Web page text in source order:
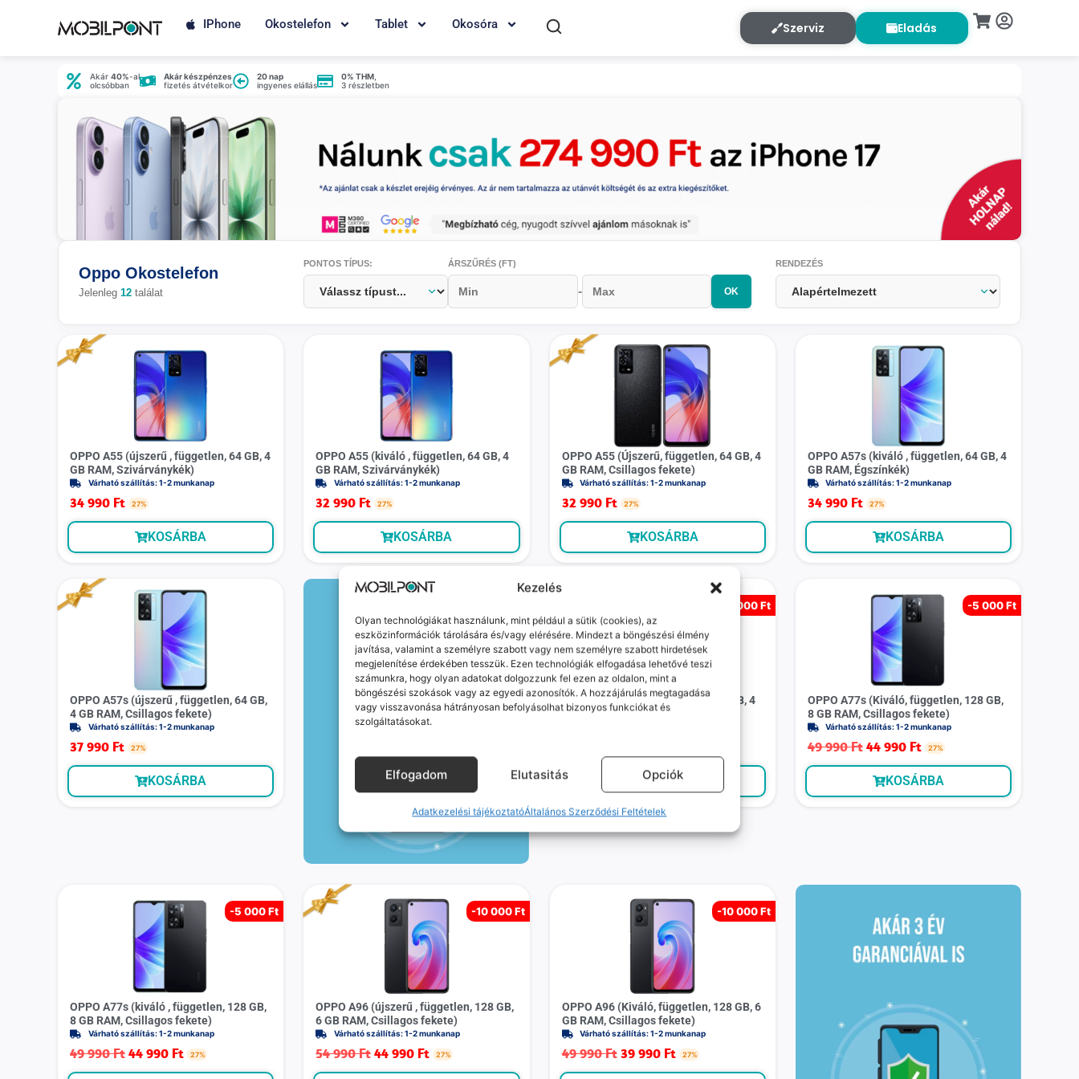
Kezelés
Olyan technológiákat használunk, mint például a sütik (cookies), az
eszközinformációk tárolására és/vagy elérésére. Mindezt a böngészési élmény
javítása, valamint a személyre szabott vagy nem személyre szabott hirdetések
megjelenítése érdekében tesszük. Ezen technológiák elfogadása lehetővé teszi
számunkra, hogy olyan adatokat dolgozzunk fel ezen az oldalon, mint a
böngészési szokások vagy az egyedi azonosítók. A hozzájárulás megtagadása
vagy visszavonása hátrányosan befolyásolhat bizonyos funkciókat és
szolgáltatásokat.
Elfogadom Elutasitás Opciók
Adatkezelési tájékoztatóÁltalános Szerződési Feltételek
IPhone Okostelefon Tablet Okosóra Szerviz Eladás
Akár 40%-al
olcsóbban
Akár készpénzes
fizetés átvételkor
20 nap
ingyenes elállás
0% THM
3 részletben
Oppo Okostelefon
Jelenleg 12 találat
PONTOS TÍPUS: ÁRSZŰRÉS (FT)
- OK
RENDEZÉS
OPPO A55 (újszerű , független, 64 GB, 4
GB RAM, Szivárványkék)
Várható szállítás: 1-2 munkanap
34 990 Ft 27%
KOSÁRBA
OPPO A55 (kiváló , független, 64 GB, 4
GB RAM, Szivárványkék)
Várható szállítás: 1-2 munkanap
32 990 Ft 27%
KOSÁRBA
OPPO A55 (Újszerű, független, 64 GB, 4
GB RAM, Csillagos fekete)
Várható szállítás: 1-2 munkanap
32 990 Ft 27%
KOSÁRBA
OPPO A57s (kiváló , független, 64 GB, 4
GB RAM, Égszínkék)
Várható szállítás: 1-2 munkanap
34 990 Ft 27%
KOSÁRBA
OPPO A57s (újszerű , független, 64 GB,
4 GB RAM, Csillagos fekete)
Várható szállítás: 1-2 munkanap
37 990 Ft 27%
KOSÁRBA
3 000 Ft
Oppo A77s (kiváló, független, 64 GB, 4
GB RAM, Csillagos fekete)
KOSÁRBA
-5 000 Ft
OPPO A77s (Kiváló, független, 128 GB,
8 GB RAM, Csillagos fekete)
Várható szállítás: 1-2 munkanap
49 990Ft44 990 Ft 27%
KOSÁRBA
-5 000 Ft
OPPO A77s (kiváló , független, 128 GB,
8 GB RAM, Csillagos fekete)
Várható szállítás: 1-2 munkanap
49 990Ft44 990 Ft 27%
-10 000 Ft
OPPO A96 (újszerű , független, 128 GB,
6 GB RAM, Csillagos fekete)
Várható szállítás: 1-2 munkanap
54 990Ft44 990 Ft 27%
-10 000 Ft
OPPO A96 (Kiváló, független, 128 GB, 6
GB RAM, Csillagos fekete)
Várható szállítás: 1-2 munkanap
49 990Ft 39 990 Ft 27%